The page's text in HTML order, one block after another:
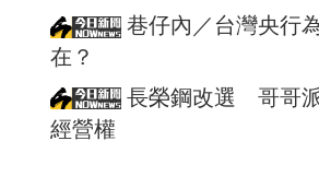
巷仔內／台灣央行
在？
長榮鋼改選 哥哥
經營權